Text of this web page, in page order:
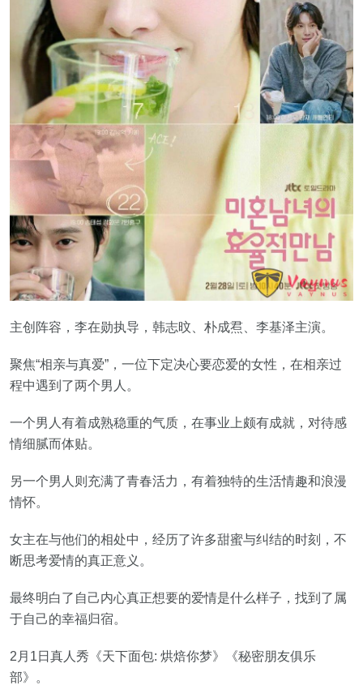
主创阵容，李在勋执导，韩志旼、朴成焄、李基泽主演。
聚焦“相亲与真爱”，一位下定决心要恋爱的女性，在相亲过
程中遇到了两个男人。
一个男人有着成熟稳重的气质，在事业上颇有成就，对待感
情细腻而体贴。
另一个男人则充满了青春活力，有着独特的生活情趣和浪漫
情怀。
女主在与他们的相处中，经历了许多甜蜜与纠结的时刻，不
断思考爱情的真正意义。
最终明白了自己内心真正想要的爱情是什么样子，找到了属
于自己的幸福归宿。
2月1日真人秀《天下面包: 烘焙你梦》《秘密朋友俱乐
部》。